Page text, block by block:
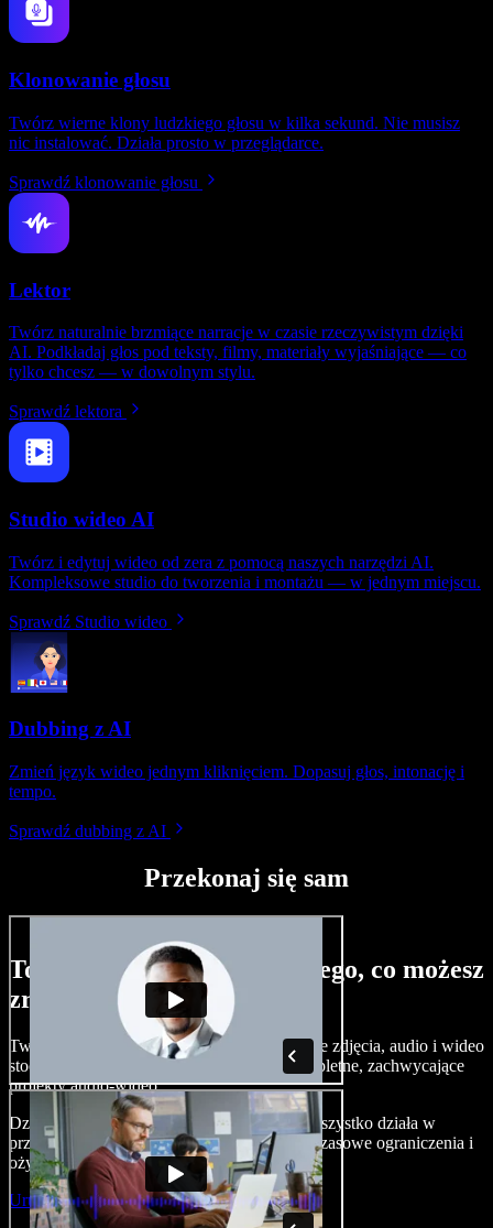
Klonowanie głosu
Twórz wierne klony ludzkiego głosu w kilka sekund. Nie musisz
nic instalować. Działa prosto w przeglądarce.
Sprawdź klonowanie głosu
Lektor
Twórz naturalnie brzmiące narracje w czasie rzeczywistym dzięki
AI. Podkładaj głos pod teksty, filmy, materiały wyjaśniające — co
tylko chcesz — w dowolnym stylu.
Sprawdź lektora
Studio wideo AI
Twórz i edytuj wideo od zera z pomocą naszych narzędzi AI.
Kompleksowe studio do tworzenia i montażu — w jednym miejscu.
Sprawdź Studio wideo
Dubbing z AI
Zmień język wideo jednym kliknięciem. Dopasuj głos, intonację i
tempo.
Sprawdź dubbing z AI
Przekonaj się sam
To tylko niewielka próbka tego, co możesz
zrobić z Speechify Studio.
Twórz nagrania lektorskie, dodawaj bezpłatne zdjęcia, audio i wideo
stockowe, klonuj swój głos — i składaj kompletne, zachwycające
projekty audio-wideo.
Dzięki zerowej krzywej uczenia i temu, że wszystko działa w
przeglądarce, twórcy mogą porzucić dotychczasowe ograniczenia i
ożywić każdy kreatywny pomysł.
Uruchom Studio